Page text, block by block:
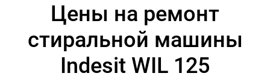
Цены на ремонт
стиральной машины
Indesit WIL 125